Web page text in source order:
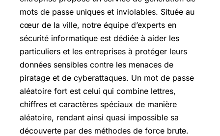
mots de passe uniques et inviolables. Située au
cœur de la ville, notre équipe d’experts en
sécurité informatique est dédiée à aider les
particuliers et les entreprises à protéger leurs
données sensibles contre les menaces de
piratage et de cyberattaques. Un mot de passe
aléatoire fort est celui qui combine lettres,
chiffres et caractères spéciaux de manière
aléatoire, rendant ainsi quasi impossible sa
découverte par des méthodes de force brute.